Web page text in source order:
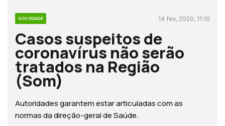
SOCIEDADE 14 fev, 2020, 11:10
Casos suspeitos de
coronavírus não serão
tratados na Região
(Som)
Autoridades garantem estar articuladas com as
normas da direção-geral de Saúde.